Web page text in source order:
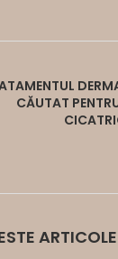
CĂUTAT
ARTICOLE